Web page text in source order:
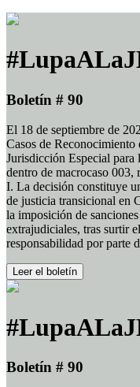
Boletín # 90
El 18 de septiembre de
Casos de
Jurisdicción Especial para
dentro de macrocaso 003,
I. La decisión constituye
de justicia transicional en
la imposición de
extrajudiciales, tras surtir
responsabilidad por parte
Leer el boletín
Boletín # 90